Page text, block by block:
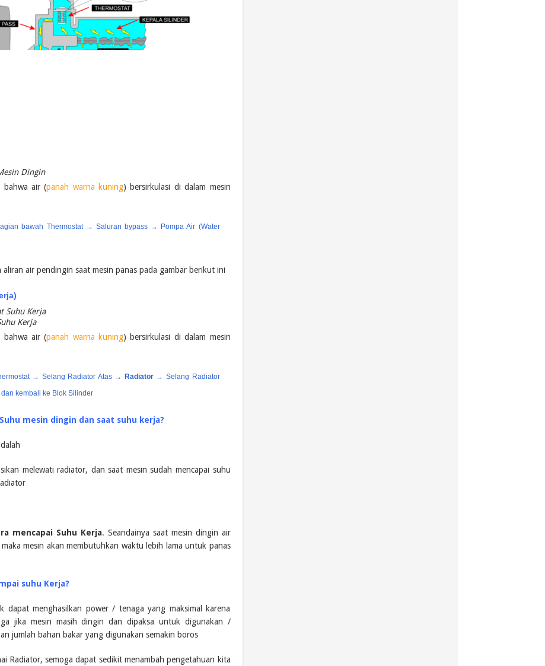
Dingin
bahwa air (panah warna kuning) bersirkulasi di dalam mesin
bawah Thermostat → Saluran bypass → Pompa Air (Water
air pendingin saat mesin panas pada gambar berikut ini
Kerja
bahwa air (panah warna kuning) bersirkulasi di dalam mesin
→ Selang Radiator Atas → Radiator→ Selang Radiator
kembali ke Blok Silinder
mesin dingin dan saat suhu kerja?
melewati radiator, dan saat mesin sudah mencapai suhu
mencapai Suhu Kerja. Seandainya saat mesin dingin air
mesin akan membutuhkan waktu lebih lama untuk panas
suhu Kerja?
dapat menghasilkan power / tenaga yang maksimal karena
jika mesin masih dingin dan dipaksa untuk digunakan /
jumlah bahan bakar yang digunakan semakin boros
Radiator, semoga dapat sedikit menambah pengetahuan kita